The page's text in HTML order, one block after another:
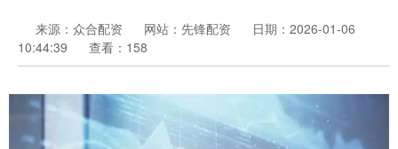
来源：众合配资 网站：先锋配资
日期：2026-01-06
10:44:39
查看：158